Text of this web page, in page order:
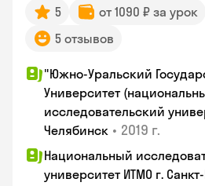
5 от 1090 ₽ за урок
5 отзывов
"Южно-Уральский
Университет
исследовательский
Челябинск • 2019 г.
Национальный
университет ИТМО г.